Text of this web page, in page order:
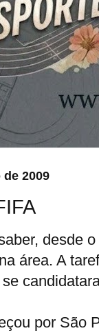
2009
desde
área. A
por São